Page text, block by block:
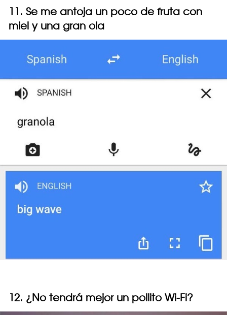
11. Se me antoja un poco de fruta con
miel y una gran ola
12. ¿No tendrá mejor un pollito Wi-Fi?